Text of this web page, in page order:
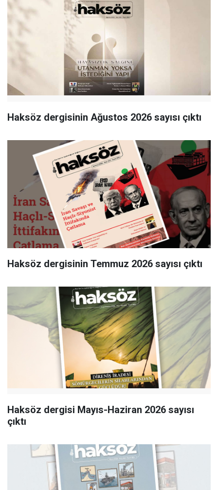
Haksöz dergisinin Ağustos 2026 sayısı çıktı
Haksöz dergisinin Temmuz 2026 sayısı çıktı
Haksöz dergisi Mayıs-Haziran 2026 sayısı
çıktı